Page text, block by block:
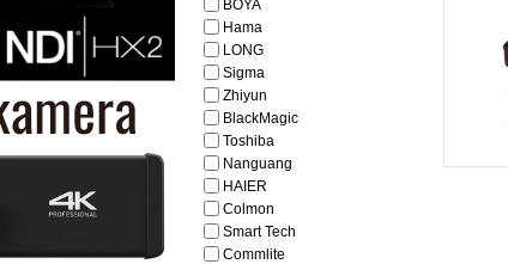
BOYA
Hama
LONG
Sigma
Zhiyun
BlackMagic
Toshiba
Nanguang
HAIER
Colmon
Smart Tech
Commlite